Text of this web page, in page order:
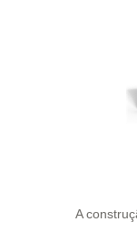
A